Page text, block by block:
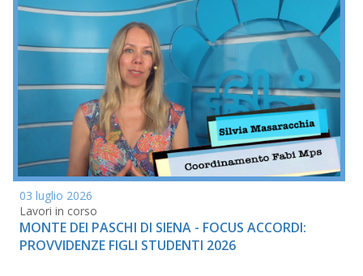
03 luglio 2026
Lavori in corso
MONTE DEI PASCHI DI SIENA - FOCUS ACCORDI:
PROVVIDENZE FIGLI STUDENTI 2026